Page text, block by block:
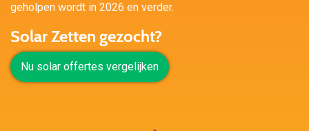
geholpen wordt in 2026 en verder.
Solar Zetten gezocht?
Nu solar offertes vergelijken